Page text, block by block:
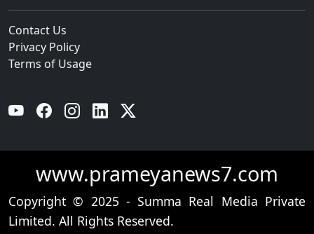
Contact Us
Privacy Policy
Terms of Usage
YouTube Facebook Instagram Linkedin
www.prameyanews7.com
Copyright © 2025 - Summa Real Media Private
Limited. All Rights Reserved.